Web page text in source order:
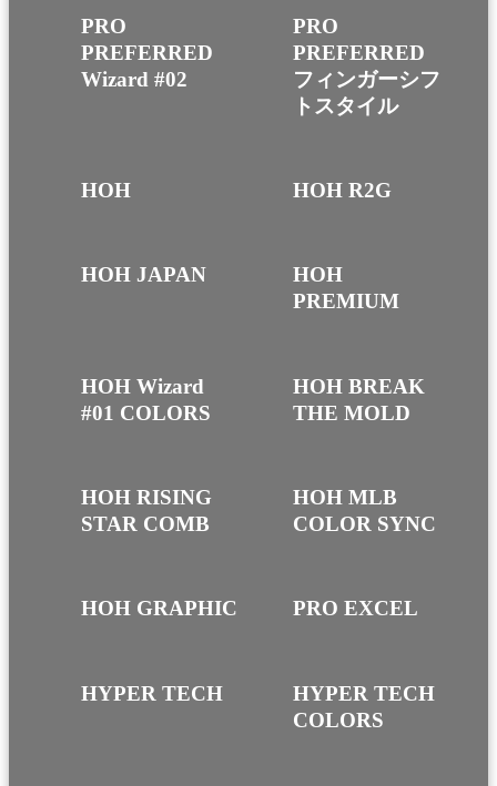
PRO
PREFERRED
Wizard #02
PRO
PREFERRED
フィンガーシフ
トスタイル
HOH HOH R2G
HOH JAPAN
HOH
PREMIUM
HOH Wizard
#01 COLORS
HOH BREAK
THE MOLD
HOH RISING
STAR COMB
HOH MLB
COLOR SYNC
HOH GRAPHIC PRO EXCEL
HYPER TECH
HYPER TECH
COLORS